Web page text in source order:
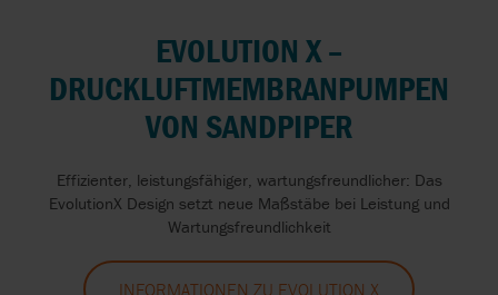
EVOLUTION X –
DRUCKLUFTMEMBRANPUMPEN
VON SANDPIPER
Effizienter, leistungsfähiger, wartungsfreundlicher: Das
EvolutionX Design setzt neue Maßstäbe bei Leistung und
Wartungsfreundlichkeit
INFORMATIONEN ZU EVOLUTION X